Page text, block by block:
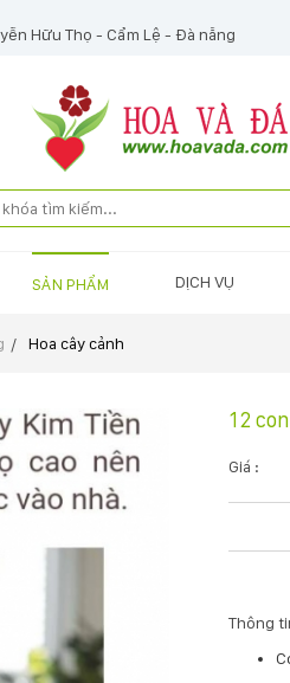
Hữu Thọ - Cẩm Lệ - Đà nẵng
SẢN PHẨM DỊCH VỤ
Hoa cây cảnh
12
Giá :
Thông